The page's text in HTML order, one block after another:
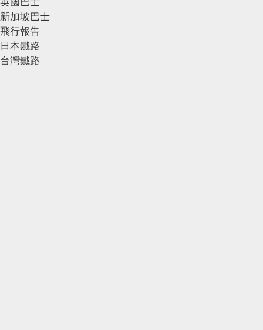
新加坡巴士
飛行報告
日本鐵路
台灣鐵路